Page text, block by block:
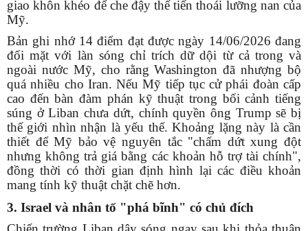
giao khôn khéo để che đậy thế tiến thoái lưỡng nan của
Mỹ.
Bản ghi nhớ 14 điểm đạt được ngày 14/06/2026 đang
đối mặt với làn sóng chỉ trích dữ dội từ cả trong và
ngoài nước Mỹ, cho rằng Washington đã nhượng bộ
quá nhiều cho Iran. Nếu Mỹ tiếp tục cử phái đoàn cấp
cao đến bàn đàm phán kỹ thuật trong bối cảnh tiếng
súng ở Liban chưa dứt, chính quyền ông Trump sẽ bị
thế giới nhìn nhận là yếu thế. Khoảng lặng này là cần
thiết để Mỹ bảo vệ nguyên tắc "chấm dứt xung đột
nhưng không trả giá bằng các khoản hỗ trợ tài chính",
đồng thời có thời gian định hình lại các điều khoản
mang tính kỹ thuật chặt chẽ hơn.
3. Israel và nhân tố "phá bĩnh" có chủ đích